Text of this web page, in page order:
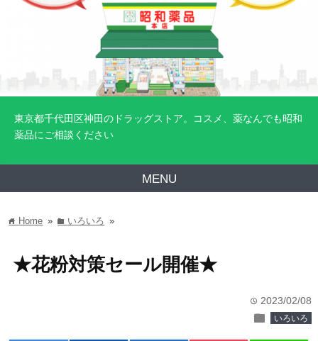
東京都千代田区神田のドラッグストア。コスメ、薬なんでも昭和
薬品にご相談ください
MENU
home Home » folder いろいろ »
★花粉対策セール開催★
time 2023/02/08
folder いろいろ